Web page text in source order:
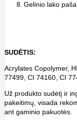
Gelinio lako
SUDĖTIS:
Acrylates Copolymer,
77499, CI 74160, CI
Už produkto sudėtį ir
pakeitimų, visada
ant gaminio pakuotės.